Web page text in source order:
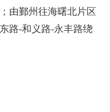
由鄞州往海曙北片区
路-和义路-永丰路绕